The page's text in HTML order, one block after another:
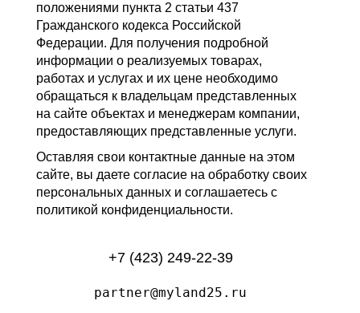
положениями пункта 2 статьи 437
Гражданского кодекса Российской
Федерации. Для получения подробной
информации о реализуемых товарах,
работах и услугах и их цене необходимо
обращаться к владельцам представленных
на сайте объектах и менеджерам компании,
предоставляющих представленные услуги.
Оставляя свои контактные данные на этом
сайте, вы даете согласие на обработку своих
персональных данных и соглашаетесь с
политикой конфиденциальности.
+7 (423) 249-22-39
partner@myland25.ru